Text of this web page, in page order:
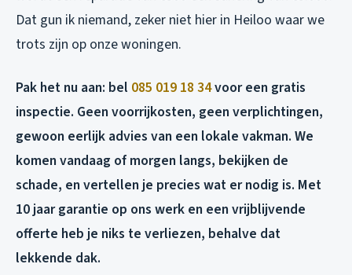
Dat gun ik niemand, zeker niet hier in Heiloo waar we
trots zijn op onze woningen.
Pak het nu aan: bel 085 019 18 34voor een gratis
inspectie. Geen voorrijkosten, geen verplichtingen,
gewoon eerlijk advies van een lokale vakman. We
komen vandaag of morgen langs, bekijken de
schade, en vertellen je precies wat er nodig is. Met
10 jaar garantie op ons werk en een vrijblijvende
offerte heb je niks te verliezen, behalve dat
lekkende dak.